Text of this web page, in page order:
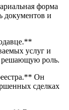
форма
документов и
услуг и
решающую роль.
Он
сделках